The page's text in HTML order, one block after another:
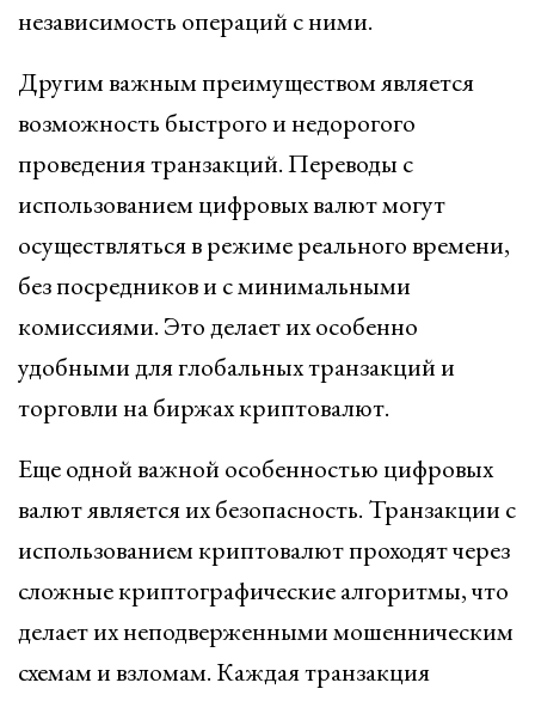
независимость операций с ними.
Другим важным преимуществом является
возможность быстрого и недорогого
проведения транзакций. Переводы с
использованием цифровых валют могут
осуществляться в режиме реального времени,
без посредников и с минимальными
комиссиями. Это делает их особенно
удобными для глобальных транзакций и
торговли на биржах криптовалют.
Еще одной важной особенностью цифровых
валют является их безопасность. Транзакции с
использованием криптовалют проходят через
сложные криптографические алгоритмы, что
делает их неподверженными мошенническим
схемам и взломам. Каждая транзакция